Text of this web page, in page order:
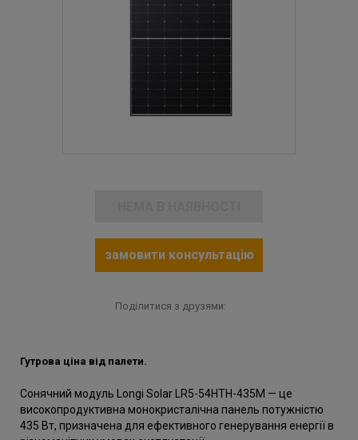
замовити консультацію
Поділитися з друзями:
Гутрова ціна від палети.
Сонячний модуль Longi Solar LR5-54HTH-435M — це
високопродуктивна монокристалічна панель потужністю
435 Вт, призначена для ефективного генерування енергії в